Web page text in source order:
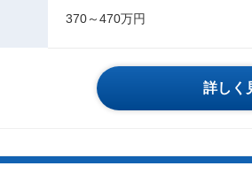
370～470万円
詳しく